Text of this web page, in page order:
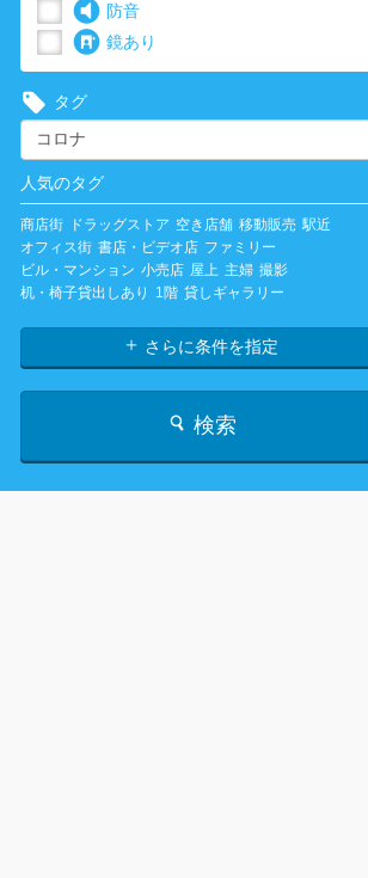
防音
鏡あり
タグ
人気のタグ
商店街 ドラッグストア 空き店舗 移動販売 駅近
オフィス街 書店・ビデオ店 ファミリー
ビル・マンション 小売店 屋上 主婦 撮影
机・椅子貸出しあり
1階 貸しギャラリー
さらに条件を指定
検索